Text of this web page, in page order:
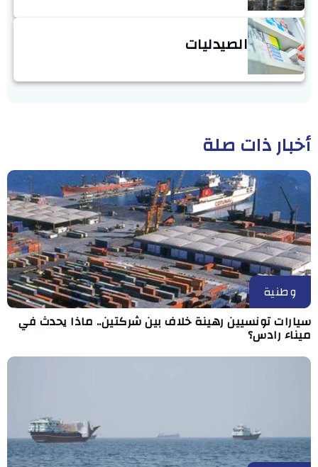
الصيدليات
أخبار ذات صلة
وطنية
سيارات تونسيين رهينة خلاف بين شركتين.. ماذا يحدث في
ميناء رادس؟